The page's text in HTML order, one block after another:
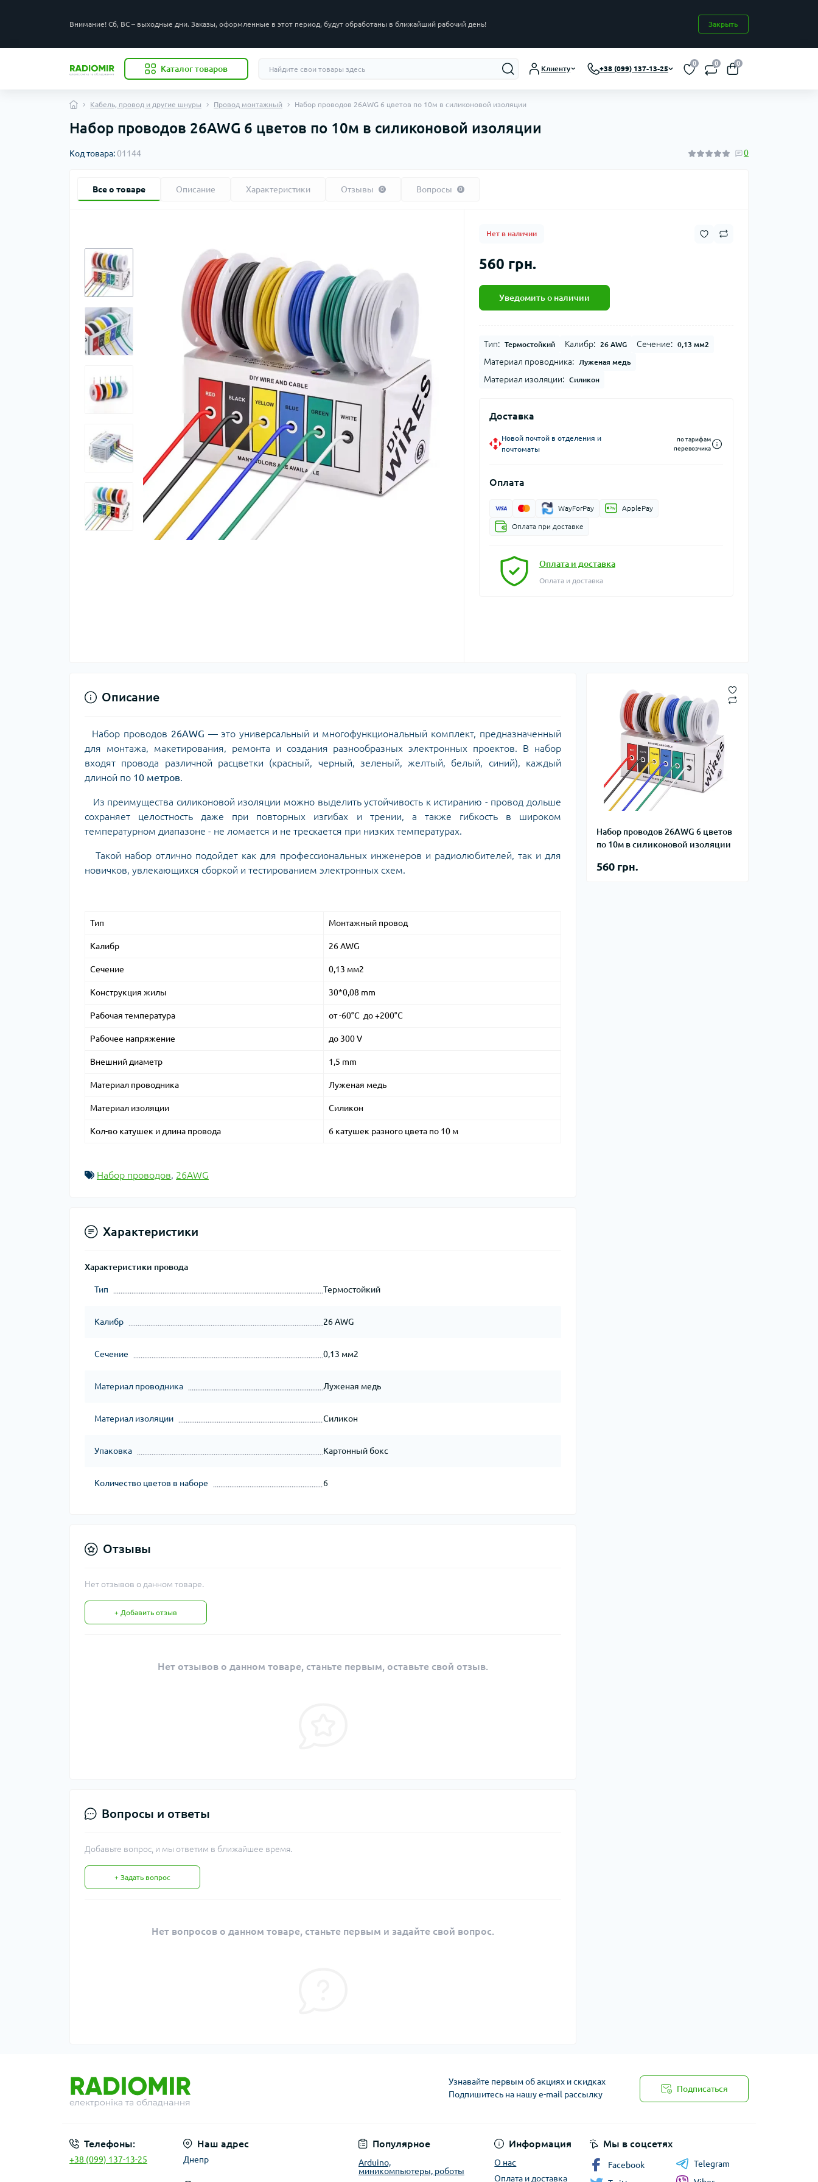
Внимание! Сб, ВС – выходные дни. Заказы, оформленные в этот период, будут обработаны в ближайший рабочий день! Закрыть
Каталог товаров Клиенту +38 (099) 137-13-25
0 0 0
Кабель, провод и другие шнуры Провод монтажный Набор проводов 26AWG 6 цветов по 10м в силиконовой изоляции
Набор проводов 26AWG 6 цветов по 10м в силиконовой изоляции
Код товара:01144 0
Все о товаре Описание Характеристики Отзывы 0 Вопросы 0
Нет в наличии
560 грн.
Уведомить о наличии
Тип: Термостойкий Калибр: 26 AWG Сечение: 0,13 мм2
Материал проводника: Луженая медь
Материал изоляции: Силикон
Доставка
Новой почтой в отделения и
почтоматы
по тарифам
перевозчика
Оплата
WayForPay ApplePay
Оплата при доставке
Оплата и доставка
Оплата и доставка
Набор проводов 26AWG 6 цветов
по 10м в силиконовой изоляции
560 грн.
Описание
Набор проводов 26AWG — это универсальный и многофункциональный комплект, предназначенный
для монтажа, макетирования, ремонта и создания разнообразных электронных проектов. В набор
входят провода различной расцветки (красный, черный, зеленый, желтый, белый, синий), каждый
длиной по 10 метров.
Из преимущества силиконовой изоляции можно выделить устойчивость к истиранию - провод дольше
сохраняет целостность даже при повторных изгибах и трении, а также гибкость в широком
температурном диапазоне - не ломается и не трескается при низких температурах.
Такой набор отлично подойдет как для профессиональных инженеров и радиолюбителей, так и для
новичков, увлекающихся сборкой и тестированием электронных схем.
Тип Монтажный провод
Калибр 26 AWG
Сечение 0,13 мм2
Конструкция жилы 30*0,08 mm
Рабочая температура от -60°C до +200°C
Рабочее напряжение до 300 V
Внешний диаметр 1,5 mm
Материал проводника Луженая медь
Материал изоляции Силикон
Кол-во катушек и длина провода 6 катушек разного цвета по 10 м
Набор проводов, 26AWG
Характеристики
Характеристики провода
Тип Термостойкий
Калибр 26 AWG
Сечение 0,13 мм2
Материал проводника Луженая медь
Материал изоляции Силикон
Упаковка Картонный бокс
Количество цветов в наборе 6
Отзывы
Нет отзывов о данном товаре.
+ Добавить отзыв
Нет отзывов о данном товаре, станьте первым, оставьте свой отзыв.
Вопросы и ответы
Добавьте вопрос, и мы ответим в ближайшее время.
+ Задать вопрос
Нет вопросов о данном товаре, станьте первым и задайте свой вопрос.
Узнавайте первым об акциях и скидках
Подпишитесь на нашу e-mail рассылку
Подписаться
Телефоны:
+38 (099) 137-13-25
Наш адрес
Днепр
Популярное
Arduino,
миникомпьютеры, роботы
Информация
О нас
Оплата и доставка
Мы в соцсетях
Facebook
Telegram